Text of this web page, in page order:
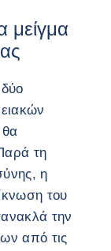
μείγμα
τη
η
του
την
από τις